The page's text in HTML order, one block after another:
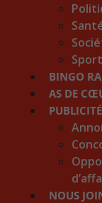
BINGO
AS DE
PUBLICITÉ
NOUS